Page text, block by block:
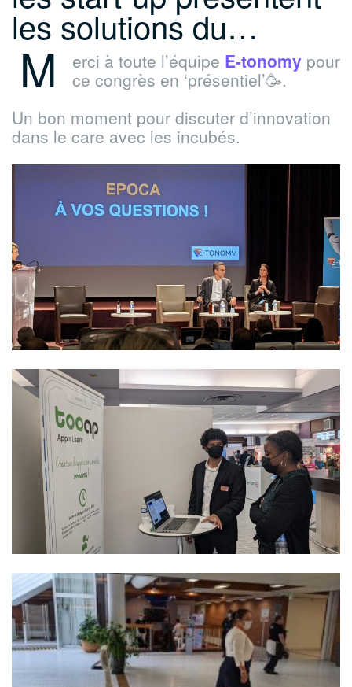
les solutions du…
M erci à toute l’équipe E-tonomy pour
ce congrès en ‘présentiel’🥳.
Un bon moment pour discuter d’innovation
dans le care avec les incubés.